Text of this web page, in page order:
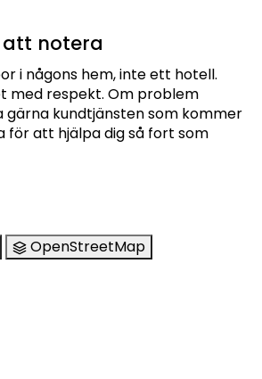
notera
i någons hem, inte ett hotell.
med respekt. Om problem
kundtjänsten som kommer
för att hjälpa dig så fort som
OpenStreetMap